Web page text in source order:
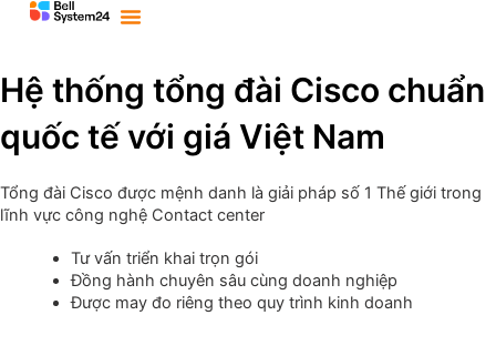
dung
Hệ thống tổng đài Cisco chuẩn
quốc tế với giá Việt Nam
Tổng đài Cisco được mệnh danh là giải pháp số 1 Thế giới trong
lĩnh vực công nghệ Contact center
Tư vấn triển khai trọn gói
Đồng hành chuyên sâu cùng doanh nghiệp
Được may đo riêng theo quy trình kinh doanh